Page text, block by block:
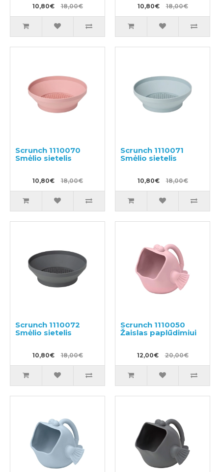
10,80€ 18,00€ 10,80€ 18,00€
Scrunch 1110070
Smėlio sietelis
10,80€ 18,00€
Scrunch 1110071
Smėlio sietelis
10,80€ 18,00€
Scrunch 1110072
Smėlio sietelis
10,80€ 18,00€
Scrunch 1110050
Žaislas paplūdimiui
12,00€ 20,00€